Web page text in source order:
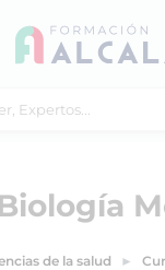
de la salud